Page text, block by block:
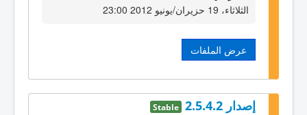
الثلاثاء، 19 حزيران/يونيو 2012 23:00
عرض الملفات
إصدار 2.5.4.2 Stable